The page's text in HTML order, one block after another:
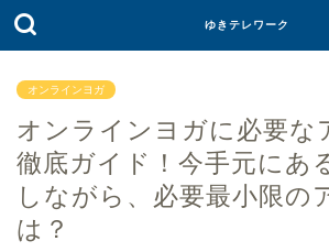
ゆきテレワーク
オンラインヨガ
オンラインヨガに必要な
徹底ガイド！今手元にあ
しながら、必要最小限の
は？